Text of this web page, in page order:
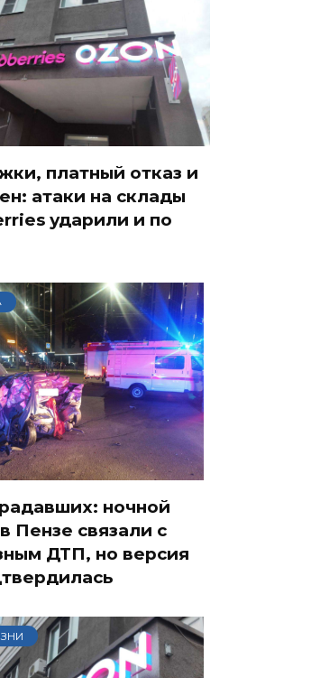
платный отказ и
атаки на склады
ударили и по
ночной
Пензе связали с
ДТП, но версия